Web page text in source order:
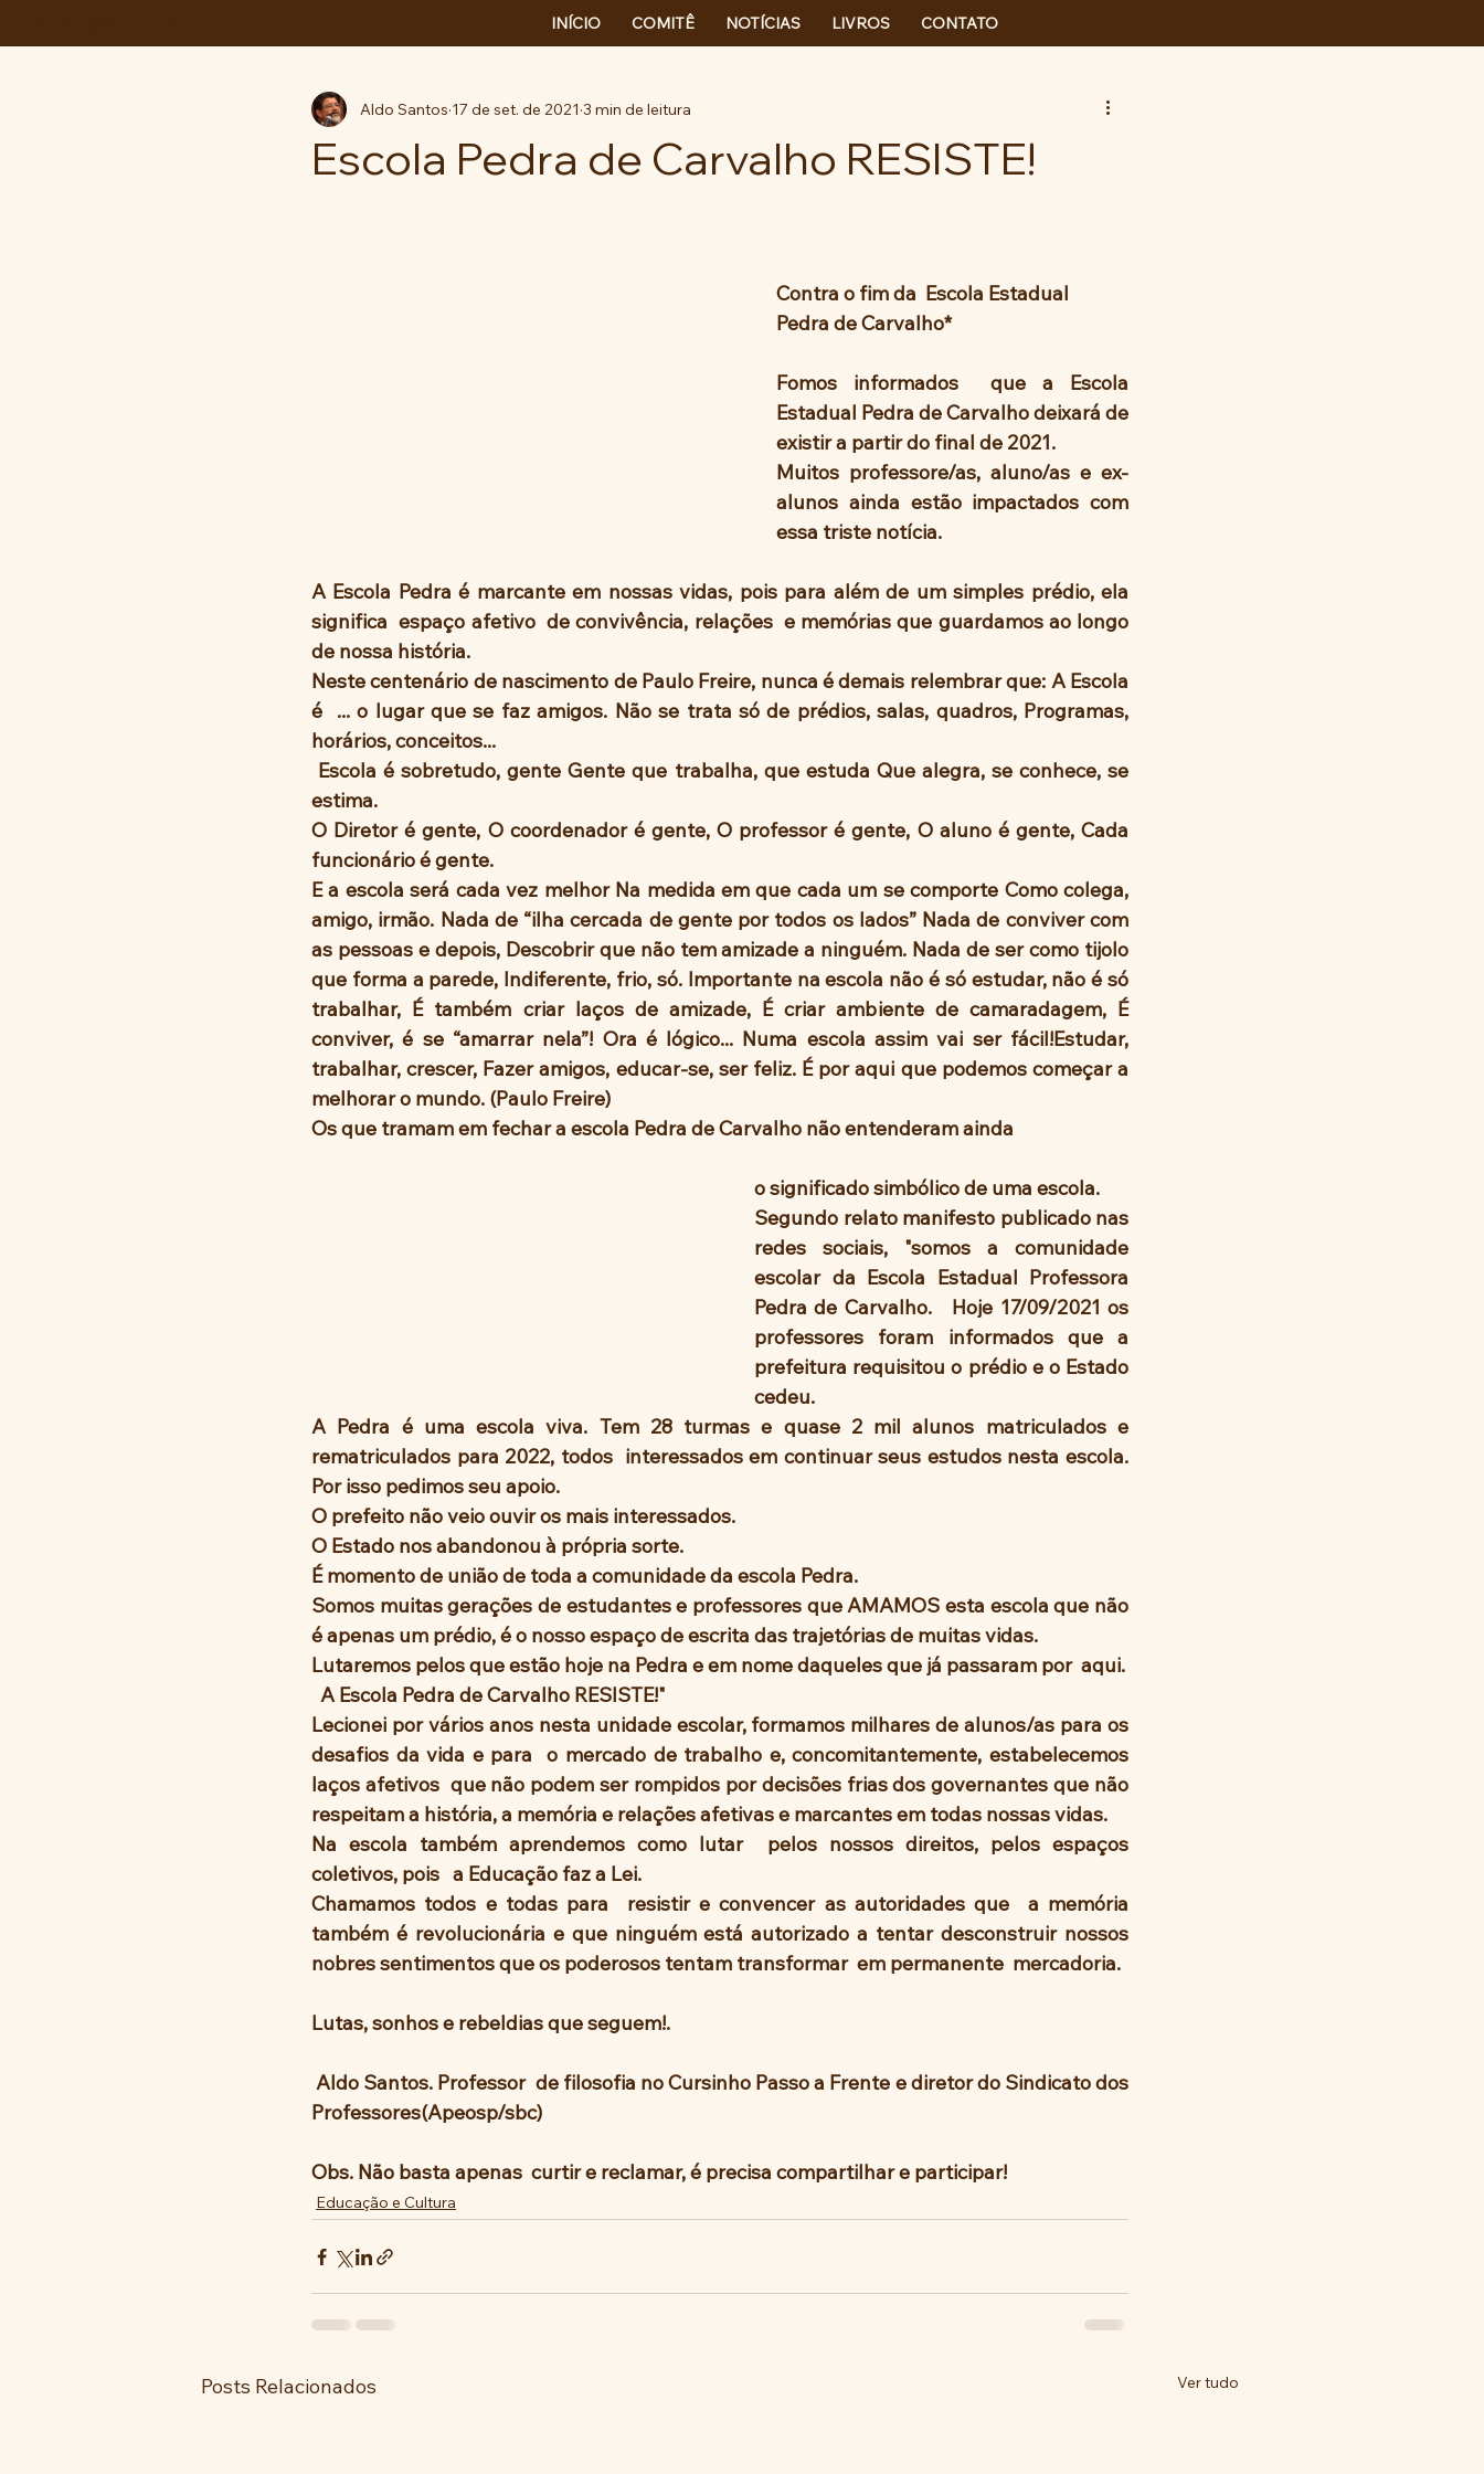
INÍCIO COMITÊ NOTÍCIAS LIVROS CONTATO
Escola Pedra de Carvalho RESISTE!
Aldo Santos 17 de set. de 2021 3 min de leitura
Contra o fim da  Escola Estadual
Pedra de Carvalho*
Fomos informados  que a Escola
Estadual Pedra de Carvalho deixará de
existir a partir do final de 2021.
Muitos professore/as, aluno/as e ex-
alunos ainda estão impactados com
essa triste notícia.
A Escola Pedra é marcante em nossas vidas, pois para além de um simples prédio, ela
significa  espaço afetivo  de convivência, relações  e memórias que guardamos ao longo
de nossa história.
Neste centenário de nascimento de Paulo Freire, nunca é demais relembrar que: A Escola
é  ... o lugar que se faz amigos. Não se trata só de prédios, salas, quadros, Programas,
horários, conceitos...
estima.
O Diretor é gente, O coordenador é gente, O professor é gente, O aluno é gente, Cada
funcionário é gente.
E a escola será cada vez melhor Na medida em que cada um se comporte Como colega,
amigo, irmão. Nada de “ilha cercada de gente por todos os lados” Nada de conviver com
as pessoas e depois, Descobrir que não tem amizade a ninguém. Nada de ser como tijolo
que forma a parede, Indiferente, frio, só. Importante na escola não é só estudar, não é só
trabalhar, É também criar laços de amizade, É criar ambiente de camaradagem, É
conviver, é se “amarrar nela”! Ora é lógico... Numa escola assim vai ser fácil!Estudar,
trabalhar, crescer, Fazer amigos, educar-se, ser feliz. É por aqui que podemos começar a
melhorar o mundo. (Paulo Freire)
Os que tramam em fechar a escola Pedra de Carvalho não entenderam ainda
o significado simbólico de uma escola.
Segundo relato manifesto publicado nas
redes sociais, "somos a comunidade
escolar da Escola Estadual Professora
Pedra de Carvalho.   Hoje 17/09/2021 os
professores foram informados que a
prefeitura requisitou o prédio e o Estado
cedeu.
A Pedra é uma escola viva. Tem 28 turmas e quase 2 mil alunos matriculados e
rematriculados para 2022, todos  interessados em continuar seus estudos nesta escola.
Por isso pedimos seu apoio.
O prefeito não veio ouvir os mais interessados.
O Estado nos abandonou à própria sorte.
É momento de união de toda a comunidade da escola Pedra.
Somos muitas gerações de estudantes e professores que AMAMOS esta escola que não
é apenas um prédio, é o nosso espaço de escrita das trajetórias de muitas vidas.
  A Escola Pedra de Carvalho RESISTE!"
Lecionei por vários anos nesta unidade escolar, formamos milhares de alunos/as para os
desafios da vida e para  o mercado de trabalho e, concomitantemente, estabelecemos
laços afetivos  que não podem ser rompidos por decisões frias dos governantes que não
respeitam a história, a memória e relações afetivas e marcantes em todas nossas vidas.
Na escola também aprendemos como lutar  pelos nossos direitos, pelos espaços
coletivos, pois   a Educação faz a Lei.
Chamamos todos e todas para  resistir e convencer as autoridades que  a memória
também é revolucionária e que ninguém está autorizado a tentar desconstruir nossos
nobres sentimentos que os poderosos tentam transformar  em permanente  mercadoria.
Lutas, sonhos e rebeldias que seguem!.
Aldo Santos. Professor  de filosofia no Cursinho Passo a Frente e diretor do Sindicato dos
Professores(Apeosp/sbc)
Obs. Não basta apenas  curtir e reclamar, é precisa compartilhar e participar!
Educação e Cultura
Posts Relacionados Ver tudo